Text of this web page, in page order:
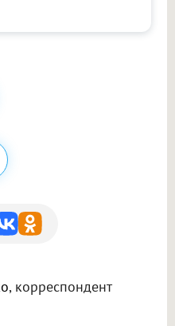
, корреспондент